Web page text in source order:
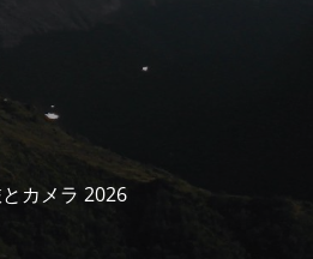
カメラ 2026